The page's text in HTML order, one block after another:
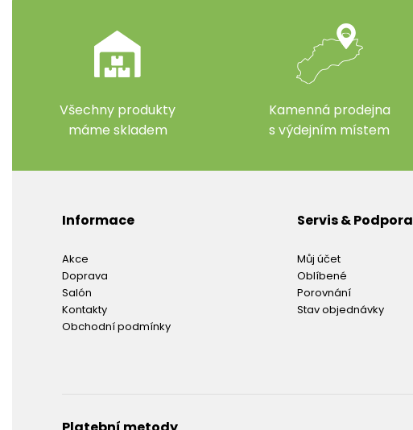
Všechny produkty
máme skladem
Kamenná prodejna
s výdejním místem
Informace
Akce
Doprava
Salón
Kontakty
Obchodní podmínky
Servis & Podpora
Můj účet
Oblíbené
Porovnání
Stav objednávky